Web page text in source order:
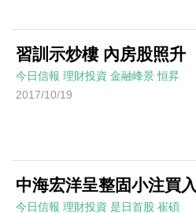
習訓示炒樓 內房股照升
今日信報 理財投資 金融峰景 恒昇
2017/10/19
中海宏洋呈整固小注買入
今日信報 理財投資 是日首股 崔碩